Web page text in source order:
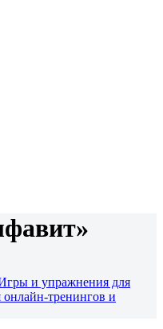
и упражнения для
тренингов и